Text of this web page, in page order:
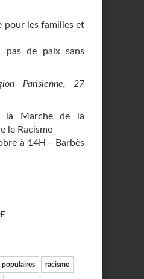
pour les familles et
pas de paix sans
Parisienne, 27
la Marche de la
le Racisme
à 14H - Barbès
populaires racisme